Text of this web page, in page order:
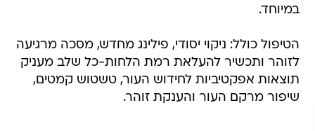
במיוחד.
הטיפול כולל: ניקוי יסודי, פילינג מחדש, מסכה מרגיעה
לזוהר ותכשיר להעלאת רמת הלחות-כל שלב מעניק
תוצאות אפקטיביות לחידוש העור, טשטוש קמטים,
שיפור מרקם העור והענקת זוהר.